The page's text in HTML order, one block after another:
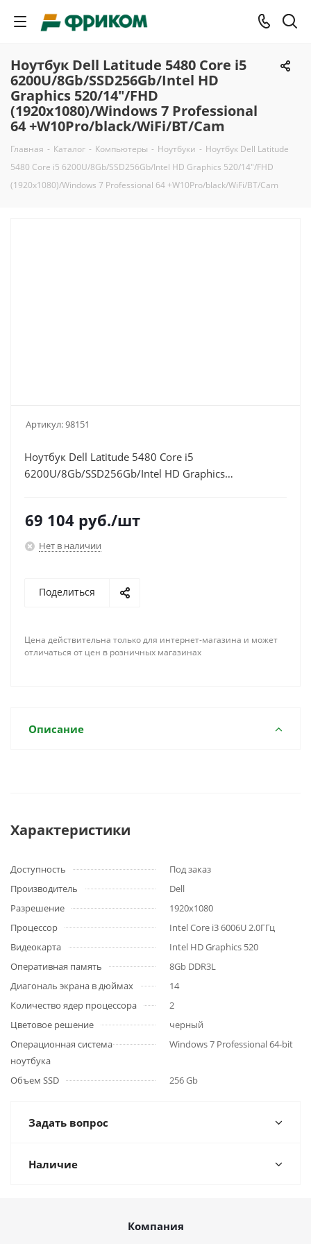
Ноутбук Dell Latitude 5480 Core i5
6200U/8Gb/SSD256Gb/Intel HD
Graphics 520/14"/FHD
(1920x1080)/Windows 7 Professional
64 +W10Pro/black/WiFi/BT/Cam
Главная - Каталог - Компьютеры - Ноутбуки - Ноутбук Dell Latitude
5480 Core i5 6200U/8Gb/SSD256Gb/Intel HD Graphics 520/14"/FHD
(1920x1080)/Windows 7 Professional 64 +W10Pro/black/WiFi/BT/Cam
Артикул:98151
Ноутбук Dell Latitude 5480 Core i5
6200U/8Gb/SSD256Gb/Intel HD Graphics
69 104 руб./шт
Нет в наличии
Поделиться
Цена действительна только для интернет-магазина и может
отличаться от цен в розничных магазинах
Описание
Характеристики
Доступность
Под заказ
Производитель
Dell
Разрешение
1920x1080
Процессор
Intel Core i3 6006U 2.0ГГц
Видеокарта
Intel HD Graphics 520
Оперативная память
8Gb DDR3L
Диагональ экрана в дюймах
14
Количество ядер процессора
2
Цветовое решение
черный
Операционная система
ноутбука
Windows 7 Professional 64-bit
Объем SSD 256 Gb
Задать вопрос
Наличие
Компания